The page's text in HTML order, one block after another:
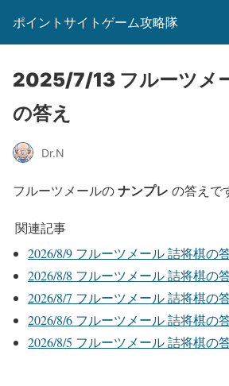
ポイントサイトゲーム攻略隊
2025/7/13 フルーツメ
の答え
Dr.N
フルーツメールのナンプレ の答えで
関連記事
2026/8/9 フルーツメール 詰将棋の
2026/8/8 フルーツメール 詰将棋の
2026/8/7 フルーツメール 詰将棋の
2026/8/6 フルーツメール 詰将棋の
2026/8/5 フルーツメール 詰将棋の